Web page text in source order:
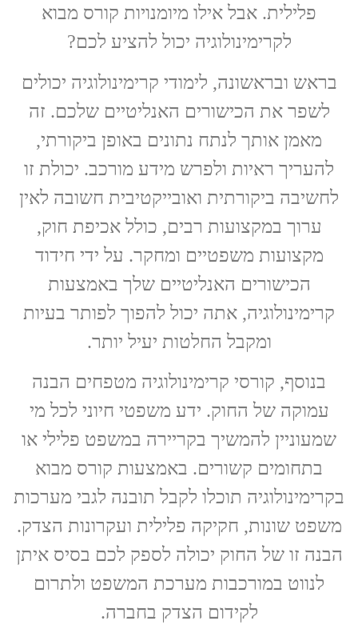
פלילית. אבל אילו מיומנויות קורס מבוא
לקרימינולוגיה יכול להציע לכם?
בראש ובראשונה, לימודי קרימינולוגיה יכולים
לשפר את הכישורים האנליטיים שלכם. זה
מאמן אותך לנתח נתונים באופן ביקורתי,
להעריך ראיות ולפרש מידע מורכב. יכולת זו
לחשיבה ביקורתית ואובייקטיבית חשובה לאין
ערוך במקצועות רבים, כולל אכיפת חוק,
מקצועות משפטיים ומחקר. על ידי חידוד
הכישורים האנליטיים שלך באמצעות
קרימינולוגיה, אתה יכול להפוך לפותר בעיות
ומקבל החלטות יעיל יותר.
בנוסף, קורסי קרימינולוגיה מטפחים הבנה
עמוקה של החוק. ידע משפטי חיוני לכל מי
שמעוניין להמשיך בקריירה במשפט פלילי או
בתחומים קשורים. באמצעות קורס מבוא
בקרימינולוגיה תוכלו לקבל תובנה לגבי מערכות
משפט שונות, חקיקה פלילית ועקרונות הצדק.
הבנה זו של החוק יכולה לספק לכם בסיס איתן
לנווט במורכבות מערכת המשפט ולתרום
לקידום הצדק בחברה.